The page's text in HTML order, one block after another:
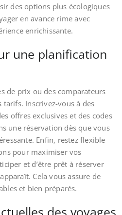
des options plus écologiques
en avance rime avec
enrichissante.
une planification
de prix ou des comparateurs
Inscrivez-vous à des
offres exclusives et des codes
une réservation dès que vous
Enfin, restez flexible
pour maximiser vos
et d’être prêt à réserver
Cela vous assure de
et bien préparés.